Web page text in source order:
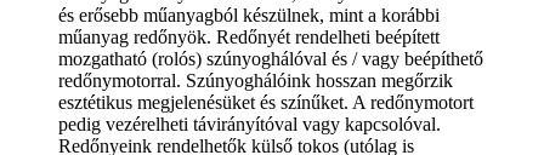
és erősebb műanyagból készülnek, mint a korábbi
műanyag redőnyök. Redőnyét rendelheti beépített
mozgatható (rolós) szúnyoghálóval és / vagy beépíthető
redőnymotorral. Szúnyoghálóink hosszan megőrzik
esztétikus megjelenésüket és színűket. A redőnymotort
pedig vezérelheti távirányítóval vagy kapcsolóval.
Redőnyeink rendelhetők külső tokos (utólag is